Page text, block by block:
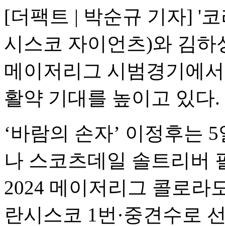
[더팩트 | 박순규 기자] '
시스코 자이언츠)와 김하
메이저리그 시범경기에
활약 기대를 높이고 있다.
‘바람의 손자’ 이정후는
나 스코츠데일 솔트리버
2024 메이저리그 콜로라
란시스코 1번·중견수로